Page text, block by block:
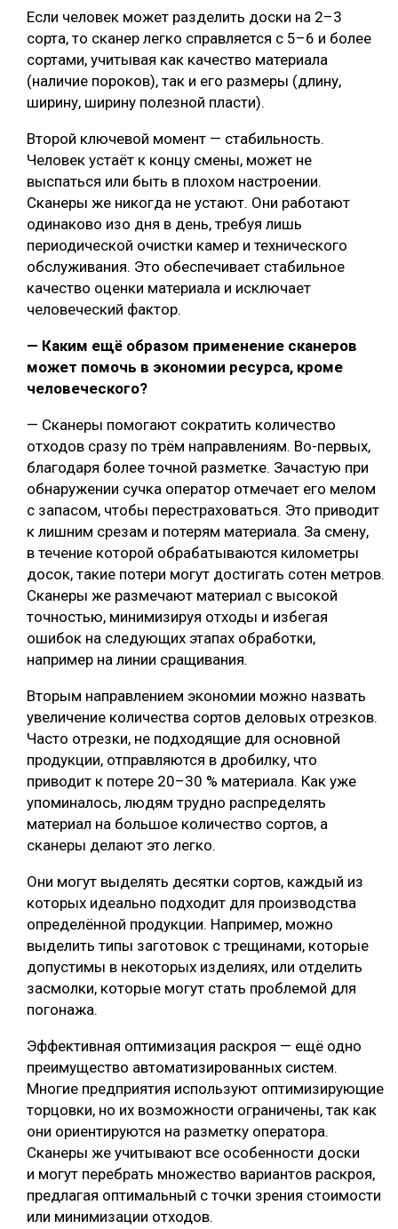
Если человек может разделить доски на 2–3
сорта, то сканер легко справляется с 5–6 и более
сортами, учитывая как качество материала
(наличие пороков), так и его размеры (длину,
ширину, ширину полезной пласти).
Второй ключевой момент — стабильность.
Человек устаёт к концу смены, может не
выспаться или быть в плохом настроении.
Сканеры же никогда не устают. Они работают
одинаково изо дня в день, требуя лишь
периодической очистки камер и технического
обслуживания. Это обеспечивает стабильное
качество оценки материала и исключает
человеческий фактор.
— Каким ещё образом применение сканеров
может помочь в экономии ресурса, кроме
человеческого?
— Сканеры помогают сократить количество
отходов сразу по трём направлениям. Во-первых,
благодаря более точной разметке. Зачастую при
обнаружении сучка оператор отмечает его мелом
с запасом, чтобы перестраховаться. Это приводит
к лишним срезам и потерям материала. За смену,
в течение которой обрабатываются километры
досок, такие потери могут достигать сотен метров.
Сканеры же размечают материал с высокой
точностью, минимизируя отходы и избегая
ошибок на следующих этапах обработки,
например на линии сращивания.
Вторым направлением экономии можно назвать
увеличение количества сортов деловых отрезков.
Часто отрезки, не подходящие для основной
продукции, отправляются в дробилку, что
приводит к потере 20–30 % материала. Как уже
упоминалось, людям трудно распределять
материал на большое количество сортов, а
сканеры делают это легко.
Они могут выделять десятки сортов, каждый из
которых идеально подходит для производства
определённой продукции. Например, можно
выделить типы заготовок с трещинами, которые
допустимы в некоторых изделиях, или отделить
засмолки, которые могут стать проблемой для
погонажа.
Эффективная оптимизация раскроя — ещё одно
преимущество автоматизированных систем.
Многие предприятия используют оптимизирующие
торцовки, но их возможности ограничены, так как
они ориентируются на разметку оператора.
Сканеры же учитывают все особенности доски
и могут перебрать множество вариантов раскроя,
предлагая оптимальный с точки зрения стоимости
или минимизации отходов.